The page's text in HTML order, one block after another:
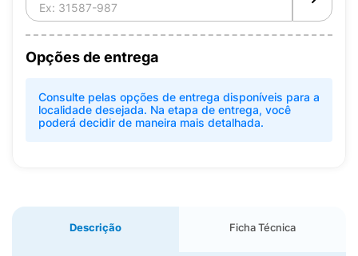
Opções de entrega
Consulte pelas opções de entrega disponíveis para a
localidade desejada. Na etapa de entrega, você
poderá decidir de maneira mais detalhada.
Descrição Ficha Técnica